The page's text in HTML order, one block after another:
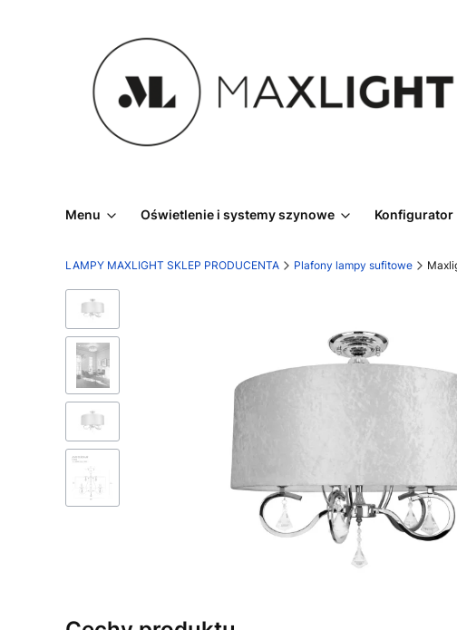
Menu Oświetlenie i systemy szynowe Konfigurator
LAMPY MAXLIGHT SKLEP PRODUCENTA Plafony lampy sufitowe